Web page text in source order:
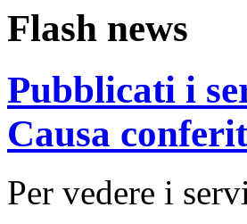
Flash news
Pubblicati i
Causa
Per vedere i